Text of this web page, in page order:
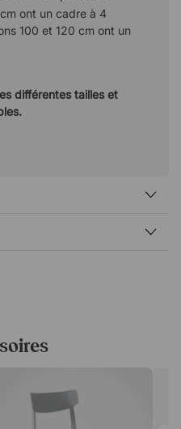
ont un cadre à 4
100 et 120 cm ont un
différentes tailles et